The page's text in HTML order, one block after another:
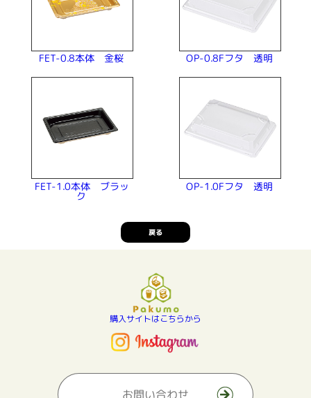
FET-0.8本体 金桜 OP-0.8Fフタ 透明
FET-1.0本体 ブラッ
ク
OP-1.0Fフタ 透明
戻る
購入サイトはこちらから
お問い合わせ